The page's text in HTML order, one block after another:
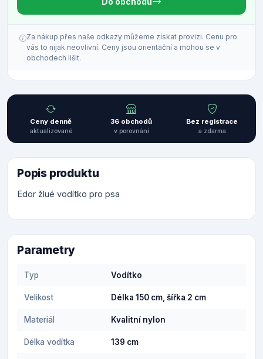
Za nákup přes naše odkazy můžeme získat provizi. Cenu pro
vás to nijak neovlivní. Ceny jsou orientační a mohou se v
obchodech lišit.
Ceny denně
aktualizované
36 obchodů
v porovnání
Bez registrace
a zdarma
Popis produktu
Edor žlué vodítko pro psa
Parametry
Typ Vodítko
Velikost Délka 150 cm, šířka 2 cm
Materiál Kvalitní nylon
Délka vodítka 139 cm